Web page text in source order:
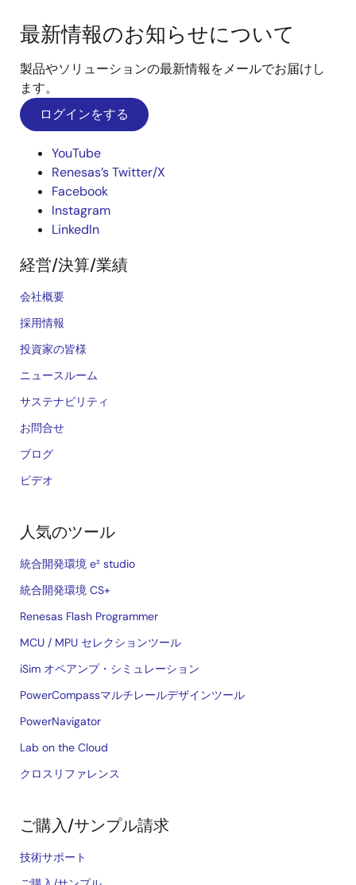
最新情報のお知らせについて
製品やソリューションの最新情報をメールでお届けし
ます。
ログインをする
YouTube
Renesas’s Twitter/X
Facebook
Instagram
LinkedIn
経営/決算/業績
会社概要
採用情報
投資家の皆様
ニュースルーム
サステナビリティ
お問合せ
ブログ
ビデオ
人気のツール
統合開発環境 e² studio
統合開発環境 CS+
Renesas Flash Programmer
MCU / MPU セレクションツール
iSim オペアンプ・シミュレーション
PowerCompassマルチレールデザインツール
PowerNavigator
Lab on the Cloud
クロスリファレンス
ご購入/サンプル請求
技術サポート